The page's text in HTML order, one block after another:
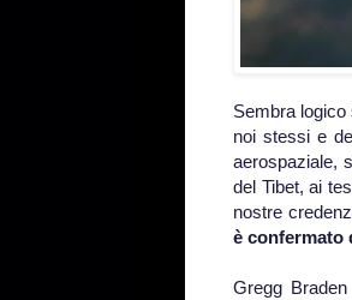
Sembra
noi stessi e
aerospaziale,
del Tibet, ai
nostre
è confermato
Gregg